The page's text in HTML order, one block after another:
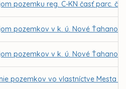
pozemku reg. C-KN časť parc.
pozemkov v k. ú. Nové
pozemkov v k. ú. Nové
pozemkov vo vlastníctve Mesta